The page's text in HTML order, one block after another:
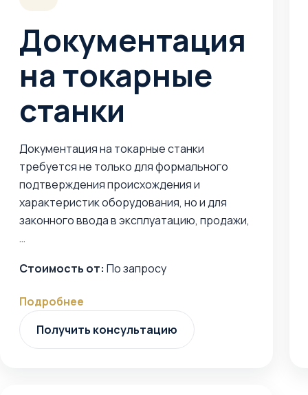
Документация
на токарные
станки
Документация на токарные станки
требуется не только для формального
подтверждения происхождения и
характеристик оборудования, но и для
законного ввода в эксплуатацию, продажи,
…
Стоимость от: По запросу
Подробнее
Получить консультацию